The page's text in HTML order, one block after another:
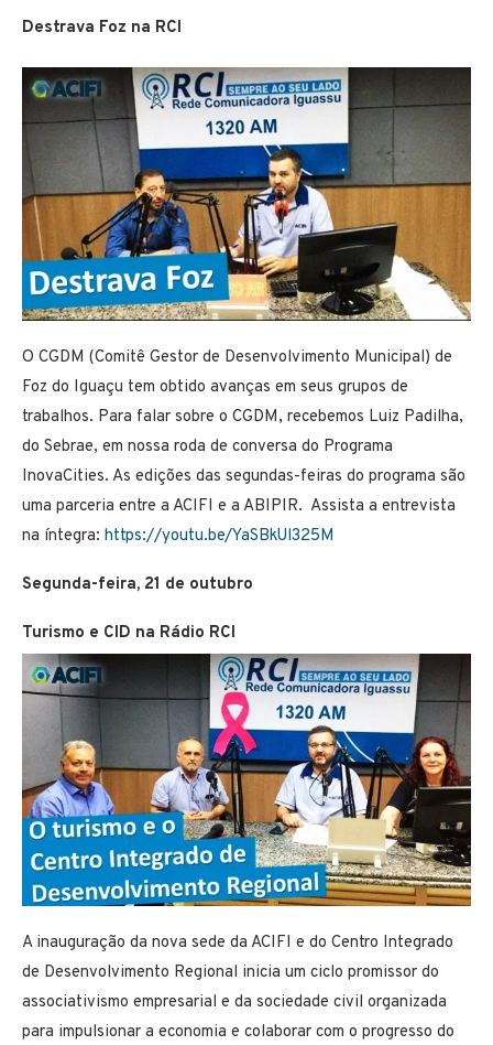
Destrava Foz na RCI
O CGDM (Comitê Gestor de Desenvolvimento Municipal) de
Foz do Iguaçu tem obtido avanças em seus grupos de
trabalhos. Para falar sobre o CGDM, recebemos Luiz Padilha,
do Sebrae, em nossa roda de conversa do Programa
InovaCities. As edições das segundas-feiras do programa são
uma parceria entre a ACIFI e a ABIPIR. Assista a entrevista
na íntegra: https://youtu.be/YaSBkUl325M
Segunda-feira, 21 de outubro
Turismo e CID na Rádio RCI
A inauguração da nova sede da ACIFI e do Centro Integrado
de Desenvolvimento Regional inicia um ciclo promissor do
associativismo empresarial e da sociedade civil organizada
para impulsionar a economia e colaborar com o progresso do